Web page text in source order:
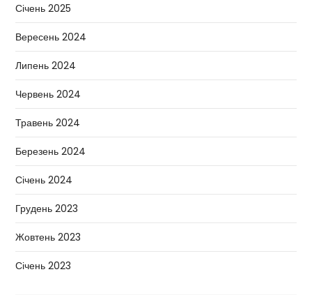
Січень 2025
Вересень 2024
Липень 2024
Червень 2024
Травень 2024
Березень 2024
Січень 2024
Грудень 2023
Жовтень 2023
Січень 2023